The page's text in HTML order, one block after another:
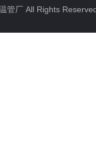
管厂 All Rights